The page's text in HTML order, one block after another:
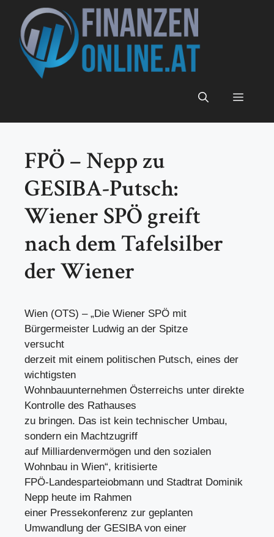
Inhalt
springen
Menü
FPÖ – Nepp zu
GESIBA-Putsch:
Wiener SPÖ greift
nach dem Tafelsilber
der Wiener
Wien (OTS) – „Die Wiener SPÖ mit
Bürgermeister Ludwig an der Spitze
versucht
derzeit mit einem politischen Putsch, eines der
wichtigsten
Wohnbauunternehmen Österreichs unter direkte
Kontrolle des Rathauses
zu bringen. Das ist kein technischer Umbau,
sondern ein Machtzugriff
auf Milliardenvermögen und den sozialen
Wohnbau in Wien“, kritisierte
FPÖ-Landesparteiobmann und Stadtrat Dominik
Nepp heute im Rahmen
einer Pressekonferenz zur geplanten
Umwandlung der GESIBA von einer